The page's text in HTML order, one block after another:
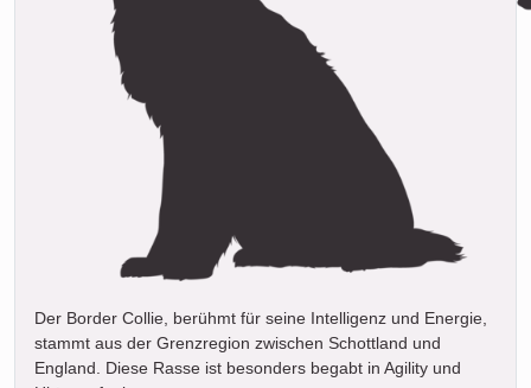
Der Border Collie, berühmt für seine Intelligenz und Energie,
stammt aus der Grenzregion zwischen Schottland und
England. Diese Rasse ist besonders begabt in Agility und